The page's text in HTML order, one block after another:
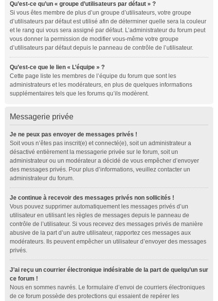
Qu’est-ce qu’un « groupe d’utilisateurs par défaut » ?
Si vous êtes membre de plus d’un groupe d’utilisateurs, votre groupe
d’utilisateurs par défaut est utilisé afin de déterminer quelle sera la couleur
et le rang qui vous sera assigné par défaut. L’administrateur du forum peut
vous donner la permission de modifier vous-même votre groupe
d’utilisateurs par défaut depuis le panneau de contrôle de l’utilisateur.
Qu’est-ce que le lien « L’équipe » ?
Cette page liste les membres de l’équipe du forum que sont les
administrateurs et les modérateurs, en plus de quelques informations
supplémentaires tels que les forums qu’ils modèrent.
Messagerie privée
Je ne peux pas envoyer de messages privés !
Soit vous n’êtes pas inscrit(e) et connecté(e), soit un administrateur a
désactivé entièrement la messagerie privée sur le forum, soit un
administrateur ou un modérateur a décidé de vous empêcher d’envoyer
des messages privés. Pour plus d’informations, veuillez contacter un
administrateur du forum.
Je continue à recevoir des messages privés non sollicités !
Vous pouvez supprimer automatiquement les messages privés d’un
utilisateur en utilisant les règles de messages depuis le panneau de
contrôle de l’utilisateur. Si vous recevez des messages privés de manière
abusive de la part d’un autre utilisateur, rapportez ces messages aux
modérateurs. Ils peuvent empêcher un utilisateur d’envoyer des messages
privés.
J’ai reçu un courrier électronique indésirable de la part de quelqu’un sur
ce forum !
Nous en sommes navrés. Le formulaire d’envoi de courriers électroniques
de ce forum possède des protections qui essaient de repérer les